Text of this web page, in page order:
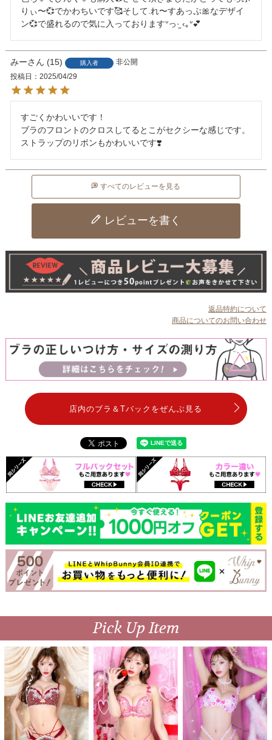
りぃ〜💞でかわちいです🥰そして.れ〜すあっぷ🎀なデザイ
ン💞で盛れるので気に入っておりますᐡっ·̫ ‹｡ᐡ💕
みー 15 購入者
非公開
投稿日
2025/04/29
すごくかわいいです！
ブラのフロントのクロスしてるとこがセクシーな感じです。
ストラップのリボンもかわいいです❣️
すべてのレビューを見る
レビューを書く
返品特約について
商品についてのお問い合わせ
店内のブラ＆Tバックをぜんぶ見る
Pick Up Item